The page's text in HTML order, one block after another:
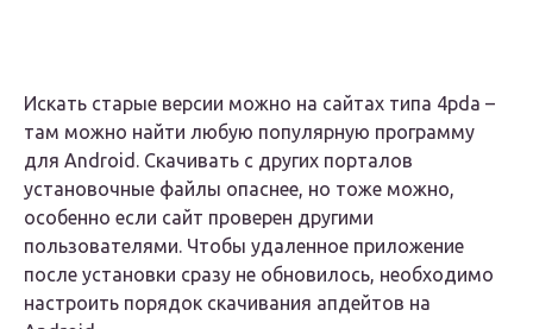
Искать старые версии можно на сайтах типа 4pda –
там можно найти любую популярную программу
для Android. Скачивать с других порталов
установочные файлы опаснее, но тоже можно,
особенно если сайт проверен другими
пользователями. Чтобы удаленное приложение
после установки сразу не обновилось, необходимо
настроить порядок скачивания апдейтов на